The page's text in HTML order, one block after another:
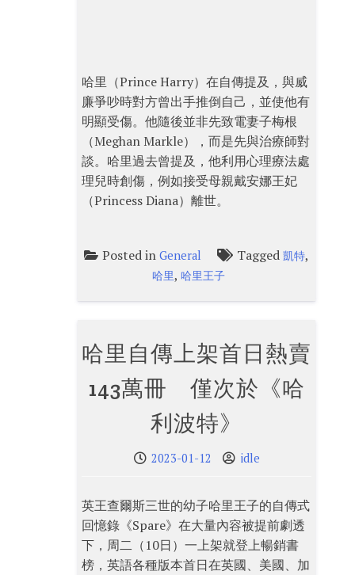
哈里（Prince Harry）在自傳提及，與威
廉爭吵時對方曾出手推倒自己，並使他有
明顯受傷。他隨後並非先致電妻子梅根
（Meghan Markle），而是先與治療師對
談。哈里過去曾提及，他利用心理療法處
理兒時創傷，例如接受母親戴安娜王妃
（Princess Diana）離世。
Posted inGeneral Tagged凱特,
哈里,哈里王子
哈里自傳上架首日熱賣
143萬冊 僅次於《哈
利波特》
2023-01-12 idle
英王查爾斯三世的幼子哈里王子的自傳式
回憶錄《Spare》在大量內容被提前劇透
下，周二（10日）一上架就登上暢銷書
榜，英語各種版本首日在英國、美國、加